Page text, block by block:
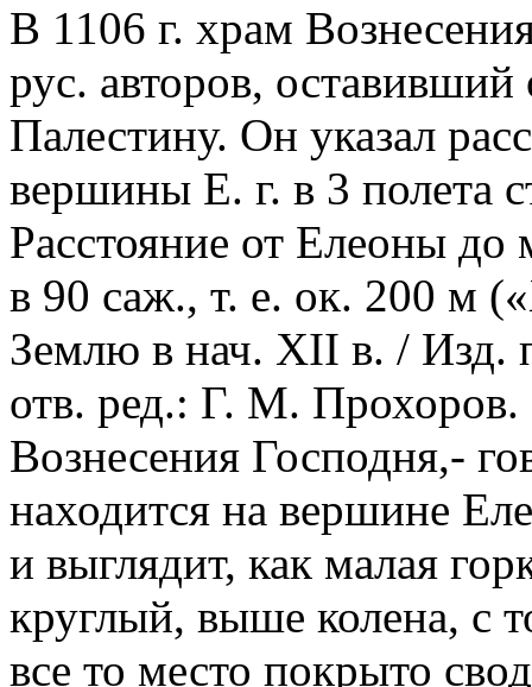
В 1106 г. храм
рус. авторов,
Палестину. Он указал
вершины Е. г. в 3 полета
Расстояние от Елеоны до
в 90 саж., т. е. ок. 200 м
Землю в нач. XII в. / Изд.
отв. ред.: Г. М.
Вознесения Господня,-
находится на вершине
и выглядит, как малая
круглый, выше колена, с
все то место покрыто